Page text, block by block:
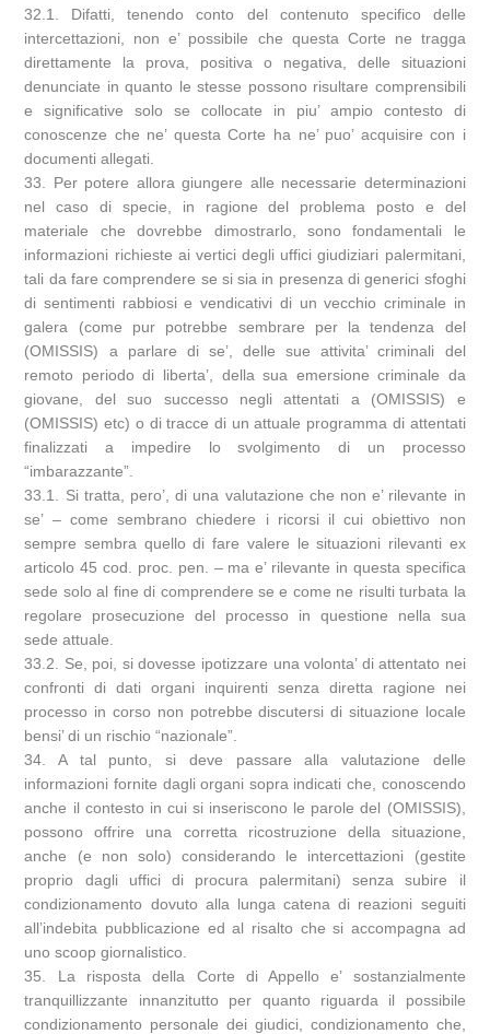
32.1. Difatti, tenendo conto del contenuto specifico delle
intercettazioni, non e’ possibile che questa Corte ne tragga
direttamente la prova, positiva o negativa, delle situazioni
denunciate in quanto le stesse possono risultare comprensibili
e significative solo se collocate in piu’ ampio contesto di
conoscenze che ne’ questa Corte ha ne’ puo’ acquisire con i
documenti allegati.
33. Per potere allora giungere alle necessarie determinazioni
nel caso di specie, in ragione del problema posto e del
materiale che dovrebbe dimostrarlo, sono fondamentali le
informazioni richieste ai vertici degli uffici giudiziari palermitani,
tali da fare comprendere se si sia in presenza di generici sfoghi
di sentimenti rabbiosi e vendicativi di un vecchio criminale in
galera (come pur potrebbe sembrare per la tendenza del
(OMISSIS) a parlare di se’, delle sue attivita’ criminali del
remoto periodo di liberta’, della sua emersione criminale da
giovane, del suo successo negli attentati a (OMISSIS) e
(OMISSIS) etc) o di tracce di un attuale programma di attentati
finalizzati a impedire lo svolgimento di un processo
“imbarazzante”.
33.1. Si tratta, pero’, di una valutazione che non e’ rilevante in
se’ – come sembrano chiedere i ricorsi il cui obiettivo non
sempre sembra quello di fare valere le situazioni rilevanti ex
articolo 45 cod. proc. pen. – ma e’ rilevante in questa specifica
sede solo al fine di comprendere se e come ne risulti turbata la
regolare prosecuzione del processo in questione nella sua
sede attuale.
33.2. Se, poi, si dovesse ipotizzare una volonta’ di attentato nei
confronti di dati organi inquirenti senza diretta ragione nei
processo in corso non potrebbe discutersi di situazione locale
bensi’ di un rischio “nazionale”.
34. A tal punto, si deve passare alla valutazione delle
informazioni fornite dagli organi sopra indicati che, conoscendo
anche il contesto in cui si inseriscono le parole del (OMISSIS),
possono offrire una corretta ricostruzione della situazione,
anche (e non solo) considerando le intercettazioni (gestite
proprio dagli uffici di procura palermitani) senza subire il
condizionamento dovuto alla lunga catena di reazioni seguiti
all’indebita pubblicazione ed al risalto che si accompagna ad
uno scoop giornalistico.
35. La risposta della Corte di Appello e’ sostanzialmente
tranquillizzante innanzitutto per quanto riguarda il possibile
condizionamento personale dei giudici, condizionamento che,